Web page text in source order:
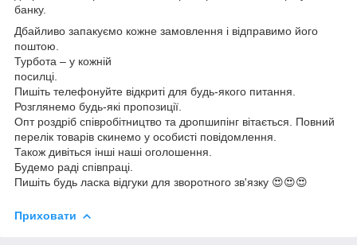
банку.
Дбайливо запакуємо кожне замовлення і відправимо його
поштою.
Турбота – у кожній
посилці.
Пишіть телефонуйте відкриті для будь-якого питання.
Розглянемо будь-які пропозиції.
Опт роздріб співробітництво та дропшипінг вітається. Повний
перелік товарів скинемо у особисті повідомлення.
Також дивіться інші наші оголошення.
Будемо раді співпраці.
Пишіть будь ласка відгуки для зворотного зв'язку 😍😍😍
Приховати